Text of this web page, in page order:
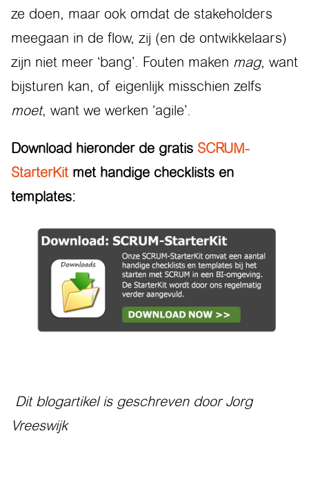
ze doen, maar ook omdat de stakeholders
meegaan in de flow, zij (en de ontwikkelaars)
zijn niet meer ‘bang’. Fouten maken mag, want
bijsturen kan, of eigenlijk misschien zelfs
moet, want we werken ‘agile’.
Download hieronder de gratis SCRUM-
StarterKitmet handige checklists en
templates:
Dit blogartikel is geschreven door Jorg
Vreeswijk